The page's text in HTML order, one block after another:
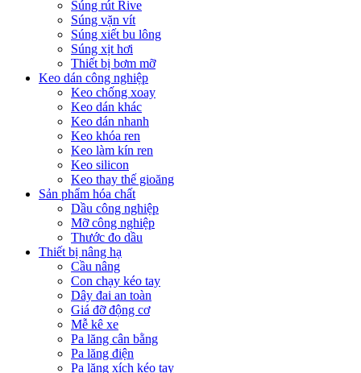
Súng rút Rive
Súng vặn vít
Súng xiết bu lông
Súng xịt hơi
Thiết bị bơm mỡ
Keo dán công nghiệp
Keo chống xoay
Keo dán khác
Keo dán nhanh
Keo khóa ren
Keo làm kín ren
Keo silicon
Keo thay thế gioăng
Sản phẩm hóa chất
Dầu công nghiệp
Mỡ công nghiệp
Thước đo dầu
Thiết bị nâng hạ
Cầu nâng
Con chạy kéo tay
Dây đai an toàn
Giá đỡ động cơ
Mễ kê xe
Pa lăng cân bằng
Pa lăng điện
Pa lăng xích kéo tay